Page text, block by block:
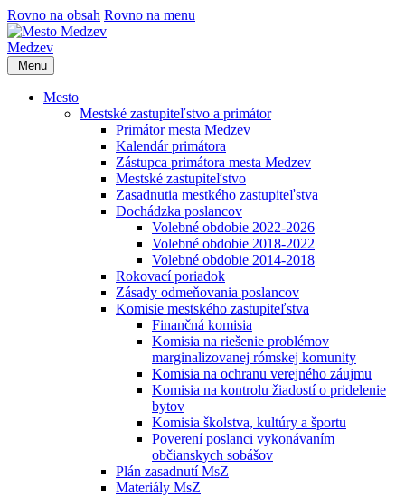
Rovno na obsah Rovno na menu
Medzev
Menu
Mesto
Mestské zastupiteľstvo a primátor
Primátor mesta Medzev
Kalendár primátora
Zástupca primátora mesta Medzev
Mestské zastupiteľstvo
Zasadnutia mestkého zastupiteľstva
Dochádzka poslancov
Volebné obdobie 2022-2026
Volebné obdobie 2018-2022
Volebné obdobie 2014-2018
Rokovací poriadok
Zásady odmeňovania poslancov
Komisie mestského zastupiteľstva
Finančná komisia
Komisia na riešenie problémov
marginalizovanej rómskej komunity
Komisia na ochranu verejného záujmu
Komisia na kontrolu žiadostí o pridelenie
bytov
Komisia školstva, kultúry a športu
Poverení poslanci vykonávaním
občianskych sobášov
Plán zasadnutí MsZ
Materiály MsZ